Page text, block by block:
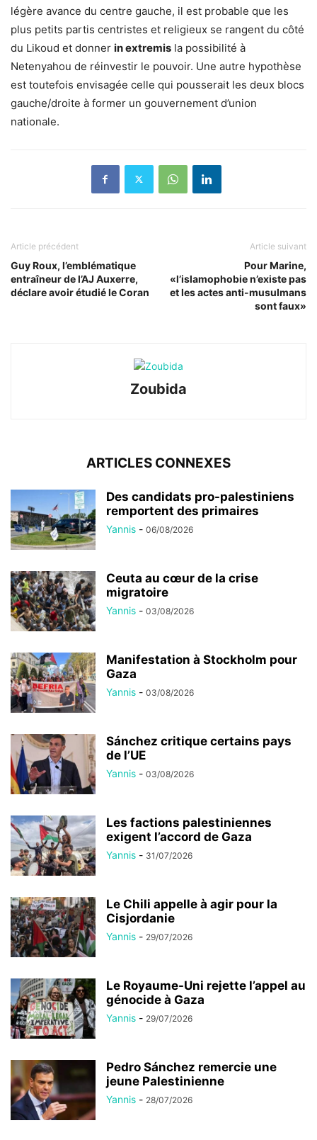
légère avance du centre gauche, il est probable que les
plus petits partis centristes et religieux se rangent du côté
du Likoud et donner in extremis la possibilité à
Netenyahou de réinvestir le pouvoir. Une autre hypothèse
est toutefois envisagée celle qui pousserait les deux blocs
gauche/droite à former un gouvernement d’union
nationale.
Article précédent
Guy Roux, l’emblématique
entraîneur de l’AJ Auxerre,
déclare avoir étudié le Coran
Article suivant
Pour Marine,
«l’islamophobie n’existe pas
et les actes anti-musulmans
sont faux»
Zoubida
ARTICLES CONNEXES
Des candidats pro-palestiniens
remportent des primaires
Yannis - 06/08/2026
Ceuta au cœur de la crise
migratoire
Yannis - 03/08/2026
Manifestation à Stockholm pour
Gaza
Yannis - 03/08/2026
Sánchez critique certains pays
de l’UE
Yannis - 03/08/2026
Les factions palestiniennes
exigent l’accord de Gaza
Yannis - 31/07/2026
Le Chili appelle à agir pour la
Cisjordanie
Yannis - 29/07/2026
Le Royaume-Uni rejette l’appel au
génocide à Gaza
Yannis - 29/07/2026
Pedro Sánchez remercie une
jeune Palestinienne
Yannis - 28/07/2026